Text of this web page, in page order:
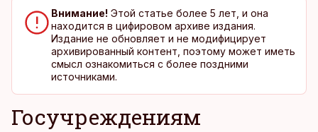
Внимание! Этой статье более 5 лет, и она
находится в цифировом архиве издания.
Издание не обновляет и не модифицирует
архивированный контент, поэтому может иметь
смысл ознакомиться с более поздними
источниками.
Госучреждениям